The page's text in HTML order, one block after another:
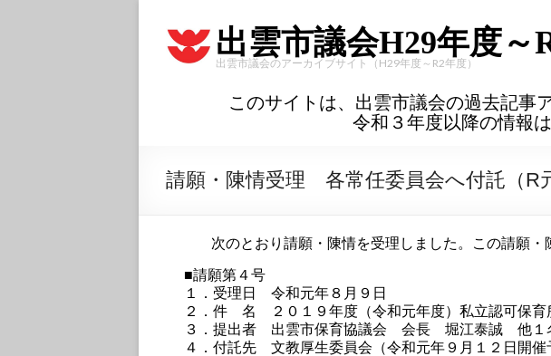
出雲市議会H29年度～
出雲市議会のアーカイブサイト（H29年度～R2年度）
このサイトは、出雲市議会の過去記事
令和３年度以降の情報は
請願・陳情受理 各常任委員会へ付託（R
次のとおり請願・陳情を受理しました。この請願・
■請願第４号
１．受理日 令和元年８月９日
２．件 名 ２０１９年度（令和元年度）私立認可保育
３．提出者 出雲市保育協議会 会長 堀江泰誠 他１
４．付託先 文教厚生委員会（令和元年９月１２日開催